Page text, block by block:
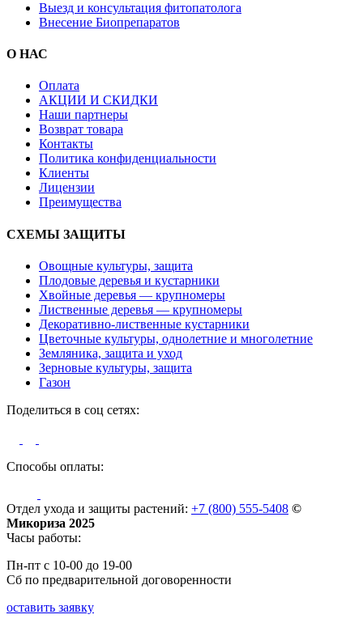
Выезд и консультация фитопатолога
Внесение Биопрепаратов
О НАС
Оплата
АКЦИИ И СКИДКИ
Наши партнеры
Возврат товара
Контакты
Политика конфиденциальности
Клиенты
Лицензии
Преимущества
СХЕМЫ ЗАЩИТЫ
Овощные культуры, защита
Плодовые деревья и кустарники
Хвойные деревья — крупномеры
Лиственные деревья — крупномеры
Декоративно-лиственные кустарники
Цветочные культуры, однолетние и многолетние
Земляника, защита и уход
Зерновые культуры, защита
Газон
Поделиться в соц сетях:
Способы оплаты:
Отдел ухода и защиты растений: +7 (800) 555-5408 ©
Микориза 2025
Часы работы:
Пн-пт с 10-00 до 19-00
Сб по предварительной договоренности
оставить заявку